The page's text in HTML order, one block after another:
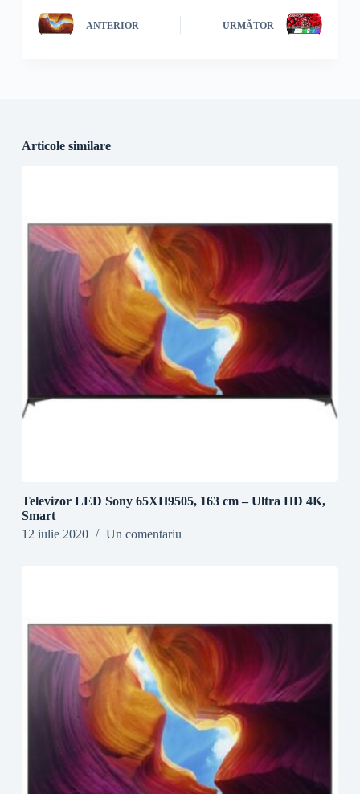
ANTERIOR URMĂTOR
Articole similare
Televizor LED Sony 65XH9505, 163 cm – Ultra HD 4K,
Smart
12 iulie 2020
Un comentariu